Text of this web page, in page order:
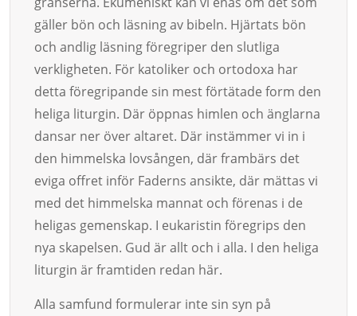
gäller bön och läsning av bibeln. Hjärtats bön
och andlig läsning föregriper den slutliga
verkligheten. För katoliker och ortodoxa har
detta föregripande sin mest förtätade form den
heliga liturgin. Där öppnas himlen och änglarna
dansar ner över altaret. Där instämmer vi in i
den himmelska lovsången, där frambärs det
eviga offret inför Faderns ansikte, där mättas vi
med det himmelska mannat och förenas i de
heligas gemenskap. I eukaristin föregrips den
nya skapelsen. Gud är allt och i alla. I den heliga
liturgin är framtiden redan här.
Alla samfund formulerar inte sin syn på